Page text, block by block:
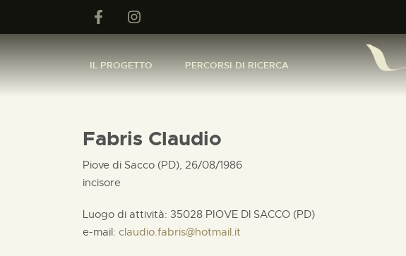
IL PROGETTO PERCORSI DI RICERCA
Fabris Claudio
Piove di Sacco (PD), 26/08/1986
incisore
Luogo di attività: 35028 PIOVE Dl SACCO (PD)
e-mail: claudio.fabris@hotmail.it